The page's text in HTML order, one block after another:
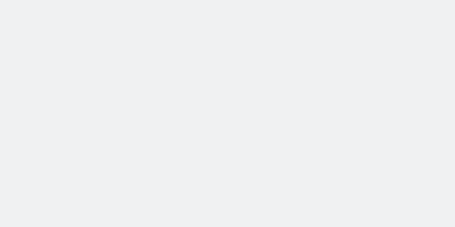
HAK-PAR Genel başkanı Düzgün Kaplan ENKS başkanı Mihemed İsmail ile
Hak ve Özgürlükler Partisi HAK-PAR Parti Meclisi 11 Ocak 2025 tarihinde
HAK-PAR, PSK ve PWK’den ortak konferans.’ KÜRT MESELESİ BARIŞÇIL
11.00de Gazeteciler Cemiyetinde ortaklaştıkları bir metni kamuoyuna sundular. PSK